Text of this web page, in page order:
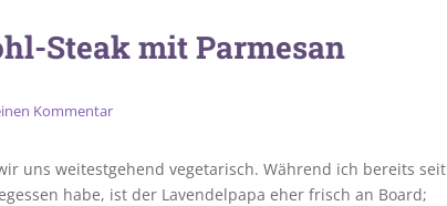
Steak mit Parmesan
Kommentar
uns weitestgehend vegetarisch. Während ich bereits seit
habe, ist der Lavendelpapa eher frisch an Board;